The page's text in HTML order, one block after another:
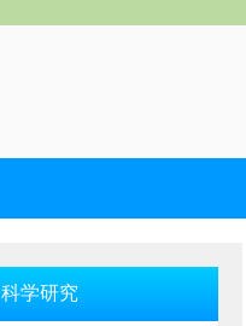
科学研究